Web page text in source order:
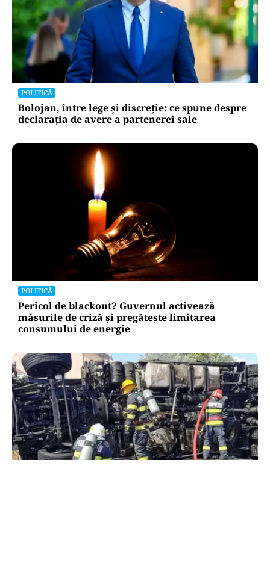
POLITICĂ
Bolojan, între lege și discreție: ce spune despre
declarația de avere a partenerei sale
POLITICĂ
Pericol de blackout? Guvernul activează
măsurile de criză și pregătește limitarea
consumului de energie